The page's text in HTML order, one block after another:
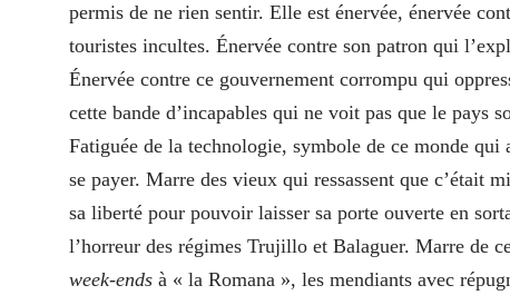
permis de ne rien sentir. Elle est énervée, énervée
touristes incultes. Énervée contre son patron qui
Énervée contre ce gouvernement corrompu qui
cette bande d’incapables qui ne voit pas que le pays
Fatiguée de la technologie, symbole de ce monde qui
se payer. Marre des vieux qui ressassent que c’était
sa liberté pour pouvoir laisser sa porte ouverte en
l’horreur des régimes Trujillo et Balaguer. Marre de
week-ends à « la Romana », les mendiants avec